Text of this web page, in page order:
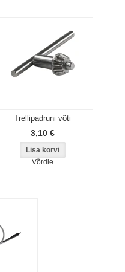
Trellipadruni võti
3,10 €
Võrdle